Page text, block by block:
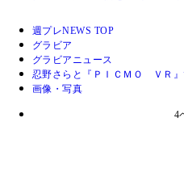
週プレNEWS TOP
グラビア
グラビアニュース
忍野さらと『ＰＩＣＭＯ ＶＲ』
画像・写真
4